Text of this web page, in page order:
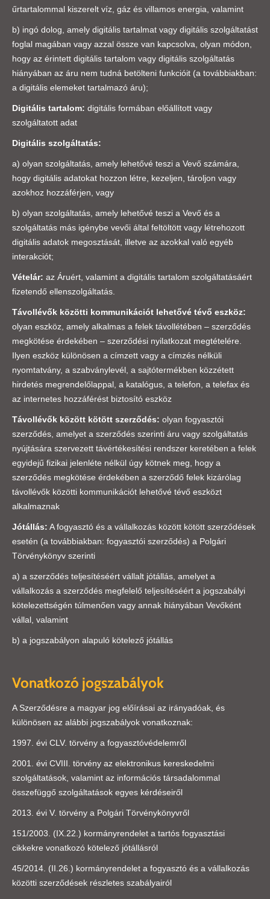
űrtartalommal kiszerelt víz, gáz és villamos energia, valamint
b) ingó dolog, amely digitális tartalmat vagy digitális szolgáltatást
foglal magában vagy azzal össze van kapcsolva, olyan módon,
hogy az érintett digitális tartalom vagy digitális szolgáltatás
hiányában az áru nem tudná betölteni funkcióit (a továbbiakban:
a digitális elemeket tartalmazó áru);
Digitális tartalom: digitális formában előállított vagy
szolgáltatott adat
Digitális szolgáltatás:
a) olyan szolgáltatás, amely lehetővé teszi a Vevő számára,
hogy digitális adatokat hozzon létre, kezeljen, tároljon vagy
azokhoz hozzáférjen, vagy
b) olyan szolgáltatás, amely lehetővé teszi a Vevő és a
szolgáltatás más igénybe vevői által feltöltött vagy létrehozott
digitális adatok megosztását, illetve az azokkal való egyéb
interakciót;
Vételár: az Áruért, valamint a digitális tartalom szolgáltatásáért
fizetendő ellenszolgáltatás.
Távollévők közötti kommunikációt lehetővé tévő eszköz:
olyan eszköz, amely alkalmas a felek távollétében – szerződés
megkötése érdekében – szerződési nyilatkozat megtételére.
Ilyen eszköz különösen a címzett vagy a címzés nélküli
nyomtatvány, a szabványlevél, a sajtótermékben közzétett
hirdetés megrendelőlappal, a katalógus, a telefon, a telefax és
az internetes hozzáférést biztosító eszköz
Távollévők között kötött szerződés: olyan fogyasztói
szerződés, amelyet a szerződés szerinti áru vagy szolgáltatás
nyújtására szervezett távértékesítési rendszer keretében a felek
egyidejű fizikai jelenléte nélkül úgy kötnek meg, hogy a
szerződés megkötése érdekében a szerződő felek kizárólag
távollévők közötti kommunikációt lehetővé tévő eszközt
alkalmaznak
Jótállás: A fogyasztó és a vállalkozás között kötött szerződések
esetén (a továbbiakban: fogyasztói szerződés) a Polgári
Törvénykönyv szerinti
a) a szerződés teljesítéséért vállalt jótállás, amelyet a
vállalkozás a szerződés megfelelő teljesítéséért a jogszabályi
kötelezettségén túlmenően vagy annak hiányában Vevőként
vállal, valamint
b) a jogszabályon alapuló kötelező jótállás
Vonatkozó jogszabályok
A Szerződésre a magyar jog előírásai az irányadóak, és
különösen az alábbi jogszabályok vonatkoznak:
1997. évi CLV. törvény a fogyasztóvédelemről
2001. évi CVIII. törvény az elektronikus kereskedelmi
szolgáltatások, valamint az információs társadalommal
összefüggő szolgáltatások egyes kérdéseiről
2013. évi V. törvény a Polgári Törvénykönyvről
151/2003. (IX.22.) kormányrendelet a tartós fogyasztási
cikkekre vonatkozó kötelező jótállásról
45/2014. (II.26.) kormányrendelet a fogyasztó és a vállalkozás
közötti szerződések részletes szabályairól